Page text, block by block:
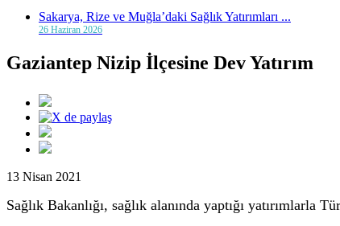
Sakarya, Rize ve Muğla’daki Sağlık Yatırımları ...
26 Haziran 2026
Gaziantep Nizip İlçesine Dev Yatırım
13 Nisan 2021
Sağlık Bakanlığı, sağlık alanında yaptığı yatırımlarla